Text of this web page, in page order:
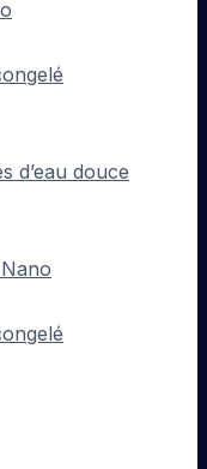
d’eau douce